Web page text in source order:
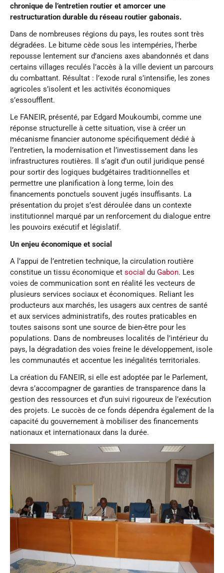
chronique de l’entretien routier et amorcer une
restructuration durable du réseau routier gabonais.
Dans de nombreuses régions du pays, les routes sont très
dégradées. Le bitume cède sous les intempéries, l’herbe
repousse lentement sur d’anciens axes abandonnés et dans
certains villages reculés l’accès à la ville devient un parcours
du combattant. Résultat : l’exode rural s’intensifie, les zones
agricoles s’isolent et les activités économiques
s’essoufflent.
Le FANEIR, présenté, par Edgard Moukoumbi, comme une
réponse structurelle à cette situation, vise à créer un
mécanisme financier autonome spécifiquement dédié à
l’entretien, la modernisation et l’investissement dans les
infrastructures routières. Il s’agit d’un outil juridique pensé
pour sortir des logiques budgétaires traditionnelles et
permettre une planification à long terme, loin des
financements ponctuels souvent jugés insuffisants. La
présentation du projet s’est déroulée dans un contexte
institutionnel marqué par un renforcement du dialogue entre
les pouvoirs exécutif et législatif.
Un enjeu économique et social
A l’appui de l’entretien technique, la circulation routière
constitue un tissu économique et social du Gabon. Les
voies de communication sont en réalité les vecteurs de
plusieurs services sociaux et économiques. Reliant les
producteurs aux marchés, les usagers aux centres de santé
et aux services administratifs, des routes praticables en
toutes saisons sont une source de bien-être pour les
populations. Dans de nombreuses localités de l’intérieur du
pays, la dégradation des voies freine le développement, isole
les communautés et accentue les inégalités territoriales.
La création du FANEIR, si elle est adoptée par le Parlement,
devra s’accompagner de garanties de transparence dans la
gestion des ressources et d’un suivi rigoureux de l’exécution
des projets. Le succès de ce fonds dépendra également de la
capacité du gouvernement à mobiliser des financements
nationaux et internationaux dans la durée.